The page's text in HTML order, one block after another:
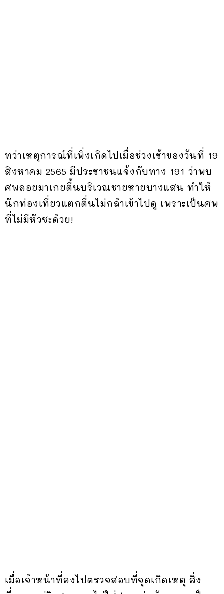
ทว่าเหตุการณ์ที่เพิ่งเกิดไปเมื่อช่วงเช้าของวันที่ 19
สิงหาคม 2565 มีประชาชนแจ้งกับทาง 191 ว่าพบ
ศพลอยมาเกยตื้นบริเวณชายหายบางแสน ทำให้
นักท่องเที่ยวแตกตื่นไม่กล้าเข้าไปดู เพราะเป็นศพ
ที่ไม่มีหัวซะด้วย!
เมื่อเจ้าหน้าที่ลงไปตรวจสอบที่จุดเกิดเหตุ สิ่ง